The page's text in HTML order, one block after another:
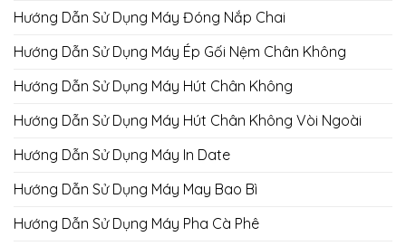
Hướng Dẫn Sử Dụng Máy Đóng Nắp Chai
Hướng Dẫn Sử Dụng Máy Ép Gối Nệm Chân Không
Hướng Dẫn Sử Dụng Máy Hút Chân Không
Hướng Dẫn Sử Dụng Máy Hút Chân Không Vòi Ngoài
Hướng Dẫn Sử Dụng Máy In Date
Hướng Dẫn Sử Dụng Máy May Bao Bì
Hướng Dẫn Sử Dụng Máy Pha Cà Phê